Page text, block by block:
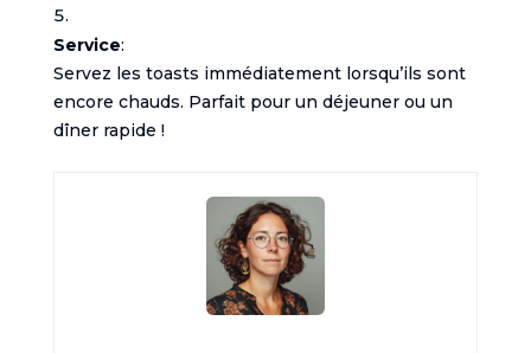
Service:
Servez les toasts immédiatement lorsqu’ils sont
encore chauds. Parfait pour un déjeuner ou un
dîner rapide !